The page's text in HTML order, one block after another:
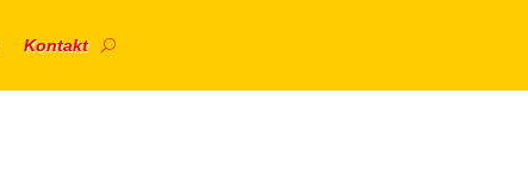
Kontakt